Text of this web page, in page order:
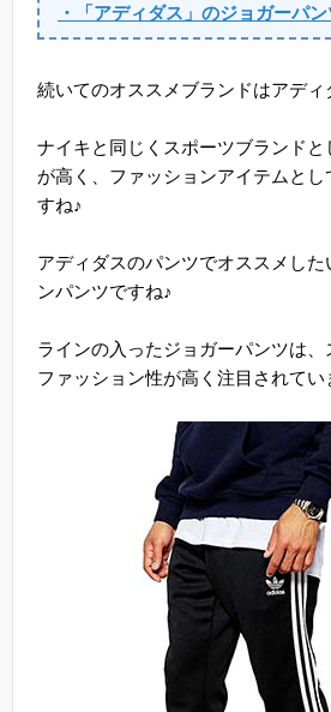
・「アディダス」のジョガーパ
続いてのオススメブランドはアディ
ナイキと同じくスポーツブランド
が高く、ファッションアイテムとし
すね♪
アディダスのパンツでオススメした
ンパンツですね♪
ラインの入ったジョガーパンツは、
ファッション性が高く注目されてい